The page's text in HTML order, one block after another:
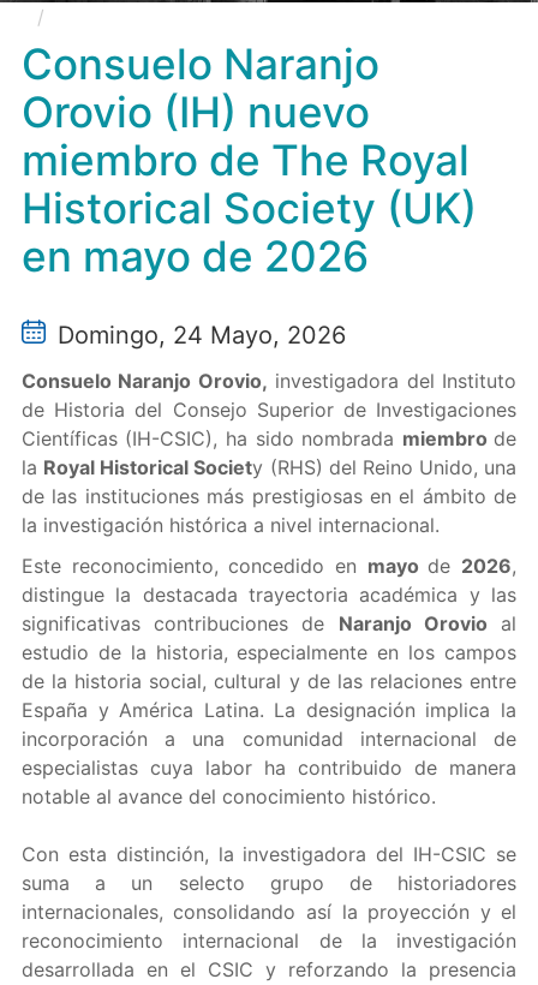
The Royal Historical Society (UK) en mayo de 2026
Consuelo Naranjo
Orovio (IH) nuevo
miembro de The Royal
Historical Society (UK)
en mayo de 2026
Domingo, 24 Mayo, 2026
Consuelo Naranjo Orovio, investigadora del Instituto
de Historia del Consejo Superior de Investigaciones
Científicas (IH-CSIC), ha sido nombrada miembro de
la Royal Historical Society (RHS) del Reino Unido, una
de las instituciones más prestigiosas en el ámbito de
la investigación histórica a nivel internacional.
Este reconocimiento, concedido en mayo de 2026,
distingue la destacada trayectoria académica y las
significativas contribuciones de Naranjo Orovio al
estudio de la historia, especialmente en los campos
de la historia social, cultural y de las relaciones entre
España y América Latina. La designación implica la
incorporación a una comunidad internacional de
especialistas cuya labor ha contribuido de manera
notable al avance del conocimiento histórico.
Con esta distinción, la investigadora del IH-CSIC se
suma a un selecto grupo de historiadores
internacionales, consolidando así la proyección y el
reconocimiento internacional de la investigación
desarrollada en el CSIC y reforzando la presencia